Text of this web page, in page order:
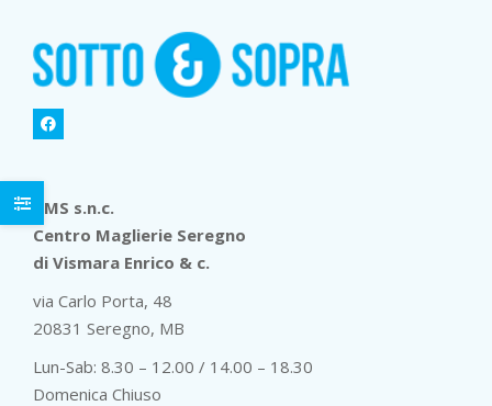
CMS s.n.c.
Centro Maglierie Seregno
di Vismara Enrico & c.
via Carlo Porta, 48
20831 Seregno, MB
Lun-Sab: 8.30 – 12.00 / 14.00 – 18.30
Domenica Chiuso